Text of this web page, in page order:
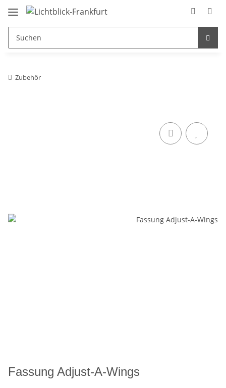
Zubehör
Fassung Adjust-A-Wings